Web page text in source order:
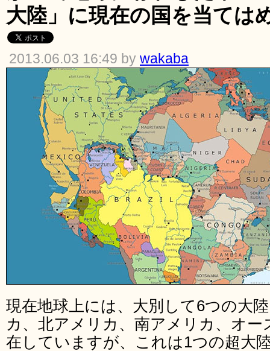
大陸」に現在の国を当ては
2013.06.03 16:49 by wakaba
現在地球上には、大別して6つの大
カ、北アメリカ、南アメリカ、オ
在していますが、これは1つの超大